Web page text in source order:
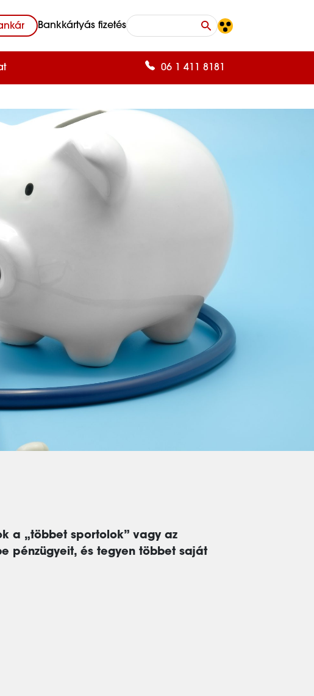
Bankkártyás fizetés
06 1 411 8181
a „többet sportolok” vagy az
pénzügyeit, és tegyen többet saját